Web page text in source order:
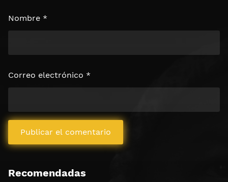
Nombre *
Correo electrónico *
Recomendadas